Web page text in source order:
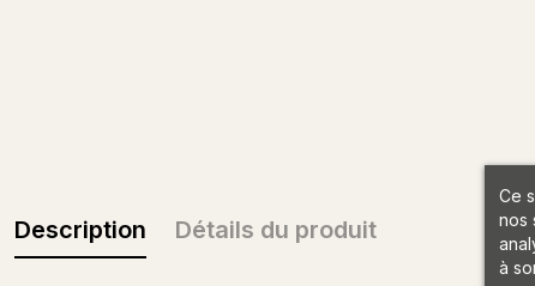
Description Détails du produit
Ce
nos
à